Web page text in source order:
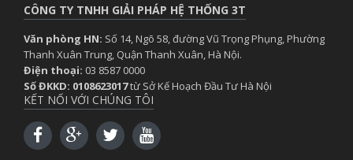
CÔNG TY TNHH GIẢI PHÁP HỆ THỐNG 3T
Văn phòng HN: Số 14, Ngõ 58, đường Vũ Trọng Phụng, Phường
Thanh Xuân Trung, Quận Thanh Xuân, Hà Nội.
Điện thoại: 03 8587 0000
Số ĐKKD: 0108623017từ Sở Kế Hoạch Đầu Tư Hà Nội
KẾT NỐI VỚI CHÚNG TÔI